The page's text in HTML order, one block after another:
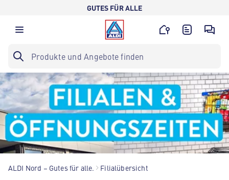
GUTES FÜR ALLE
ALDI Nord – Gutes für alle. Filialübersicht